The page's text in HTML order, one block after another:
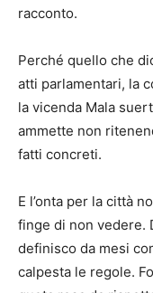
racconto.
Perché quello che
atti parlamentari, la
la vicenda Mala
ammette non
fatti concreti.
E l’onta per la città
finge di non vedere.
definisco da mesi
calpesta le regole.